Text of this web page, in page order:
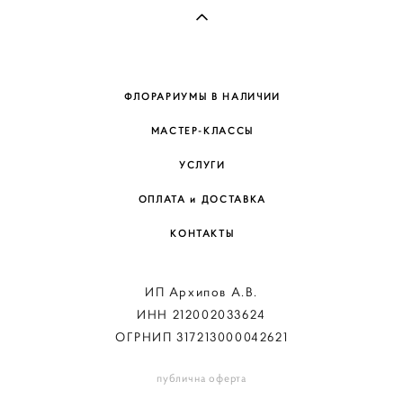
ФЛОРАРИУМЫ В НАЛИЧИИ
МАСТЕР-КЛАССЫ
УСЛУГИ
ОПЛАТА и ДОСТАВКА
КОНТАКТЫ
ИП Архипов А.В.
ИНН 212002033624
ОГРНИП 317213000042621
публична оферта